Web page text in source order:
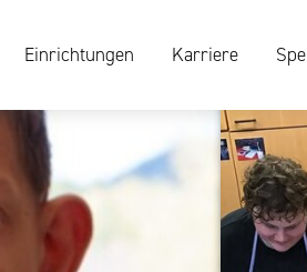
Einrichtungen Karriere